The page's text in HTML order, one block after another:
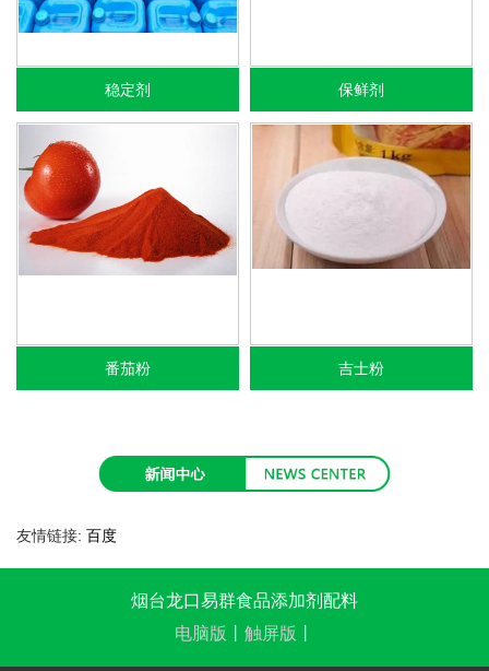
稳定剂 保鲜剂
番茄粉 吉士粉
友情链接: 百度
烟台龙口易群食品添加剂配料
电脑版
触屏版